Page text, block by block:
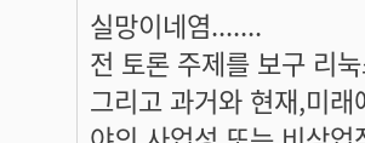
실망이네염.......
전 토론 주제를 보구 리
그리고 과거와 현재,미